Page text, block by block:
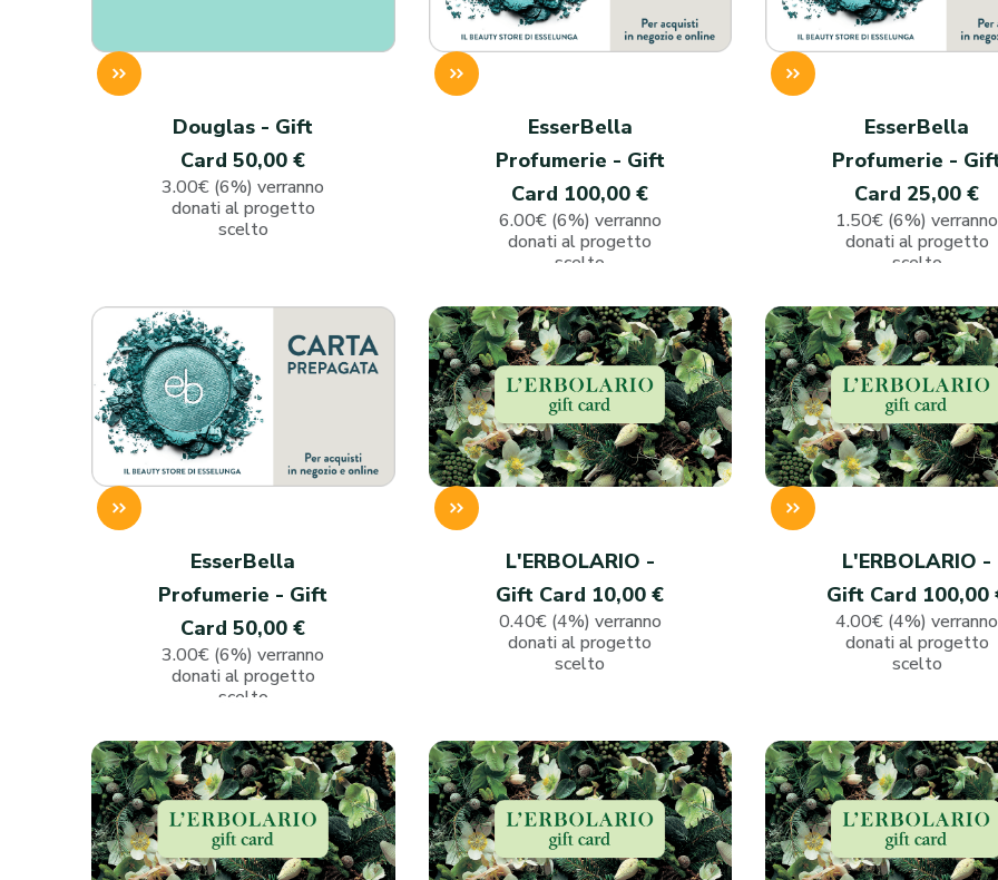
Douglas - Gift
Card 50,00 €
3.00€ (6%) verranno
donati al progetto
scelto
EsserBella
Profumerie - Gift
Card 100,00 €
6.00€ (6%) verranno
donati al progetto
scelto
EsserBella
Profumerie -
Card 25,00 €
1.50€ (6%) verranno
donati al progetto
scelto
EsserBella
Profumerie - Gift
Card 50,00 €
3.00€ (6%) verranno
donati al progetto
scelto
L'ERBOLARIO -
Gift Card 10,00 €
0.40€ (4%) verranno
donati al progetto
scelto
L'ERBOLARIO -
Gift Card 100,00
4.00€ (4%) verranno
donati al progetto
scelto